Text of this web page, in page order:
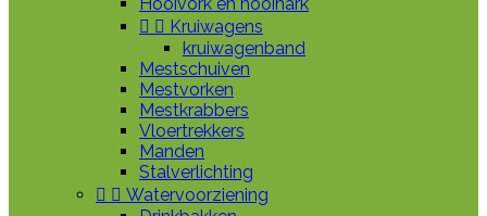
  Kruiwagens
kruiwagenband
Mestschuiven
Mestvorken
Mestkrabbers
Vloertrekkers
Manden
Stalverlichting
  Watervoorziening